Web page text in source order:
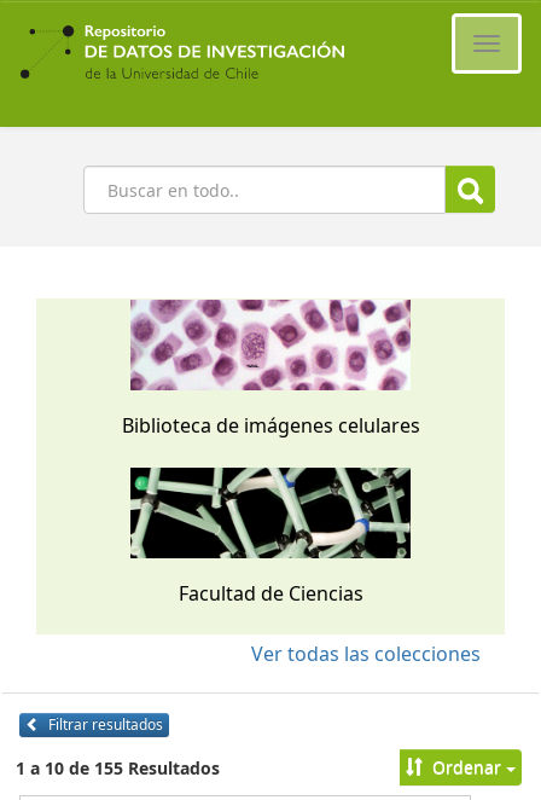
Ir
contenido
principal
Buscar
Biblioteca de imágenes celulares
Facultad de Ciencias
Ver todas las colecciones
Filtrar resultados
1 a 10 de 155 Resultados Ordenar